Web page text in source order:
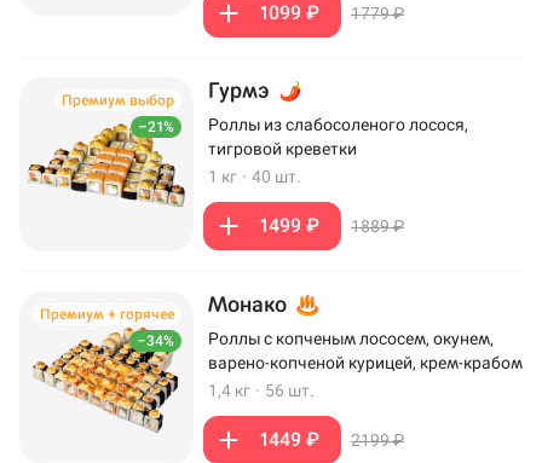
1099 ₽ 1779 ₽
–21%
Премиум выбор Гурмэ
Роллы из слабосоленого лосося,
тигровой креветки
1 кг · 40 шт.
1499 ₽ 1889 ₽
–34%
Премиум + горячее Монако
Роллы с копченым лососем, окунем,
варено-копченой курицей, крем-крабом
1,4 кг · 56 шт.
1449 ₽ 2199 ₽